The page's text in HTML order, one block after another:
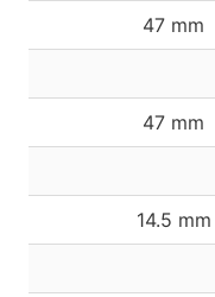
47 mm
47 mm
14.5 mm